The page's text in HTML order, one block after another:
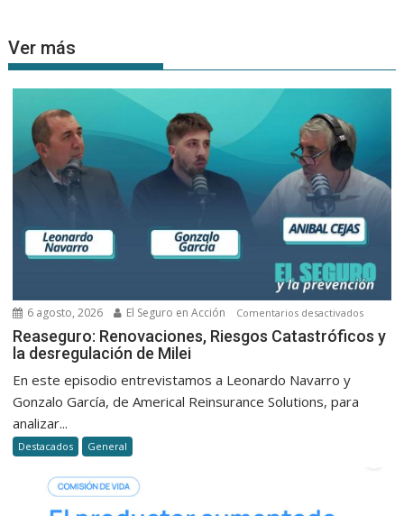
Ver más
6 agosto, 2026 El Seguro en Acción Comentarios desactivadosen
Reaseguro: Renovaciones, Riesgos Catastróficos y
la desregulación de Milei
En este episodio entrevistamos a Leonardo Navarro y
Gonzalo García, de Americal Reinsurance Solutions, para
analizar...
Destacados General